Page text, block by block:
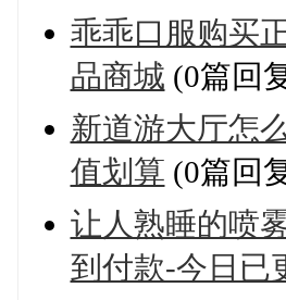
乖乖口服购买
品商城 (0篇回
新道游大厅怎
值划算 (0篇回
让人熟睡的喷
到付款-今日已